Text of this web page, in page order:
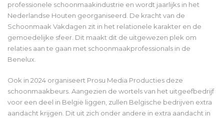
professionele schoonmaakindustrie en wordt jaarlijks in het
Nederlandse Houten georganiseerd. De kracht van de
Schoonmaak Vakdagen zit in het relationele karakter en de
gemoedelijke sfeer. Dit maakt dit de uitgewezen plek om
relaties aan te gaan met schoonmaakprofessionals in de
Benelux.
Ook in 2024 organiseert Prosu Media Producties deze
schoonmaakbeurs. Aangezien de wortels van het uitgeefbedrijf
voor een deel in België liggen, zullen Belgische bedrijven extra
aandacht krijgen. Dit uit zich onder andere in extra aandacht in